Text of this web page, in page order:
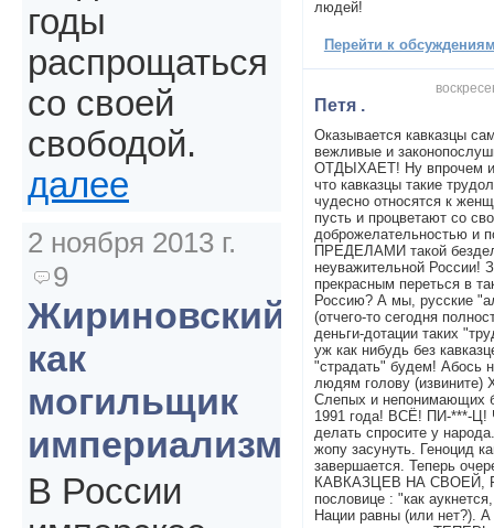
людей!
Перейти к
Петя .
Оказывается кавказцы
вежливые и
ОТДЫХАЕТ! Ну впрочем и
что кавказцы такие
чудесно относятся к
пусть и процветают со
доброжелательностью и
ПРЕДЕЛАМИ такой
неуважительной России!
прекрасным переться в
Россию? А мы, русские
(отчего-то сегодня
деньги-дотации таких
уж как нибудь без
"страдать" будем! Абось
людям голову
Слепых и непонимающих
1991 года! ВСЁ! ПИ-***-Ц!
делать спросите у
жопу засунуть. Геноцид
завершается. Теперь
КАВКАЗЦЕВ НА СВОЕЙ,
пословице : "как
Нации равны (или нет?).
годы
распрощаться
со своей
свободой.
далее
2 ноября 2013 г.
9
Жириновский
как
могильщик
империализма
В России